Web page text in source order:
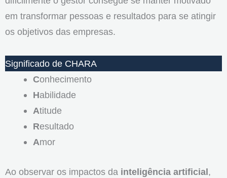
em transformar pessoas e resultados para se atingir
os objetivos das empresas.
Significado de CHARA
Conhecimento
Habilidade
Atitude
Resultado
Amor
Ao observar os impactos da inteligência artificial,